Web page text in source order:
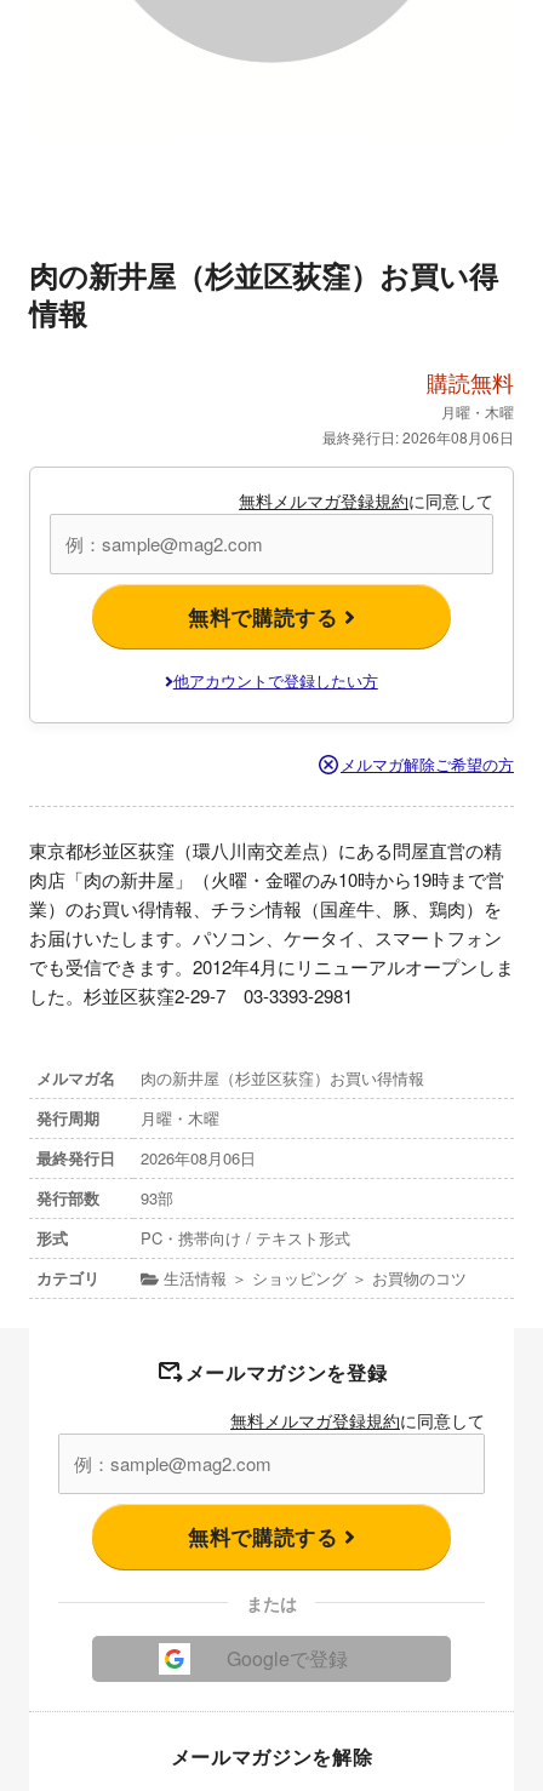
肉の新井屋（杉並区荻窪）お買い得
情報
購読無料
月曜・木曜
最終発行日: 2026年08月06日
無料メルマガ登録規約に同意して
無料で購読する
他アカウントで登録したい方
メルマガ解除ご希望の方
東京都杉並区荻窪（環八川南交差点）にある問屋直営の精
肉店「肉の新井屋」（火曜・金曜のみ10時から19時まで営
業）のお買い得情報、チラシ情報（国産牛、豚、鶏肉）を
お届けいたします。パソコン、ケータイ、スマートフォン
でも受信できます。2012年4月にリニューアルオープンしま
した。杉並区荻窪2-29-7　03-3393-2981
メルマガ名
肉の新井屋（杉並区荻窪）お買い得情報
発行周期
月曜・木曜
最終発行日
2026年08月06日
発行部数
93部
形式
PC・携帯向け / テキスト形式
カテゴリ
生活情報 ＞ ショッピング ＞ お買物のコツ
メールマガジンを登録
無料メルマガ登録規約に同意して
無料で購読する
または
Googleで登録
メールマガジンを解除